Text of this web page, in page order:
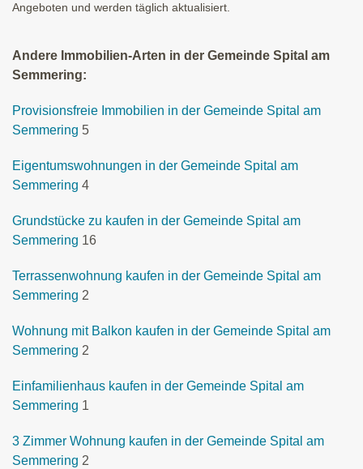
Angeboten und werden täglich aktualisiert.
Andere Immobilien-Arten in der Gemeinde Spital am
Semmering:
Provisionsfreie Immobilien in der Gemeinde Spital am
Semmering 5
Eigentumswohnungen in der Gemeinde Spital am
Semmering 4
Grundstücke zu kaufen in der Gemeinde Spital am
Semmering 16
Terrassenwohnung kaufen in der Gemeinde Spital am
Semmering 2
Wohnung mit Balkon kaufen in der Gemeinde Spital am
Semmering 2
Einfamilienhaus kaufen in der Gemeinde Spital am
Semmering 1
3 Zimmer Wohnung kaufen in der Gemeinde Spital am
Semmering 2